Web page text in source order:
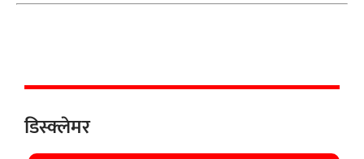
डिस्क्लेमर